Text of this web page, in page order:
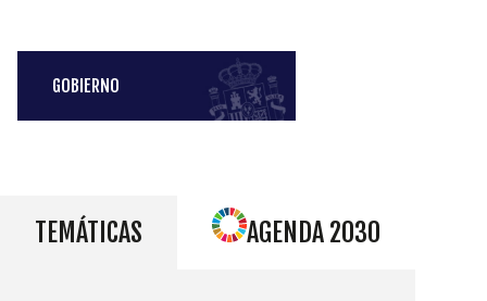
GOBIERNO
TEMÁTICAS AGENDA 2030